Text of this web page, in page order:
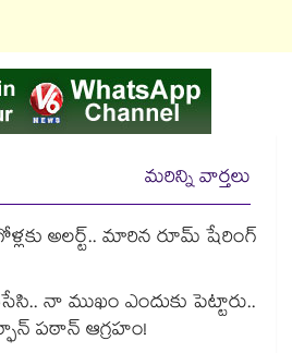
మరిన్ని వార్తలు
అలర్ట్.. మారిన రూమ్ షేరింగ్‌
నా ముఖం ఎందుకు పెట్టారు..
పఠాన్ ఆగ్రహం!